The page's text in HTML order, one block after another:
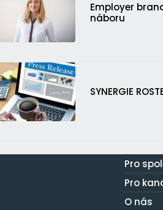
Employer
náboru
SYNERGIE
Pro
Pro
O nás